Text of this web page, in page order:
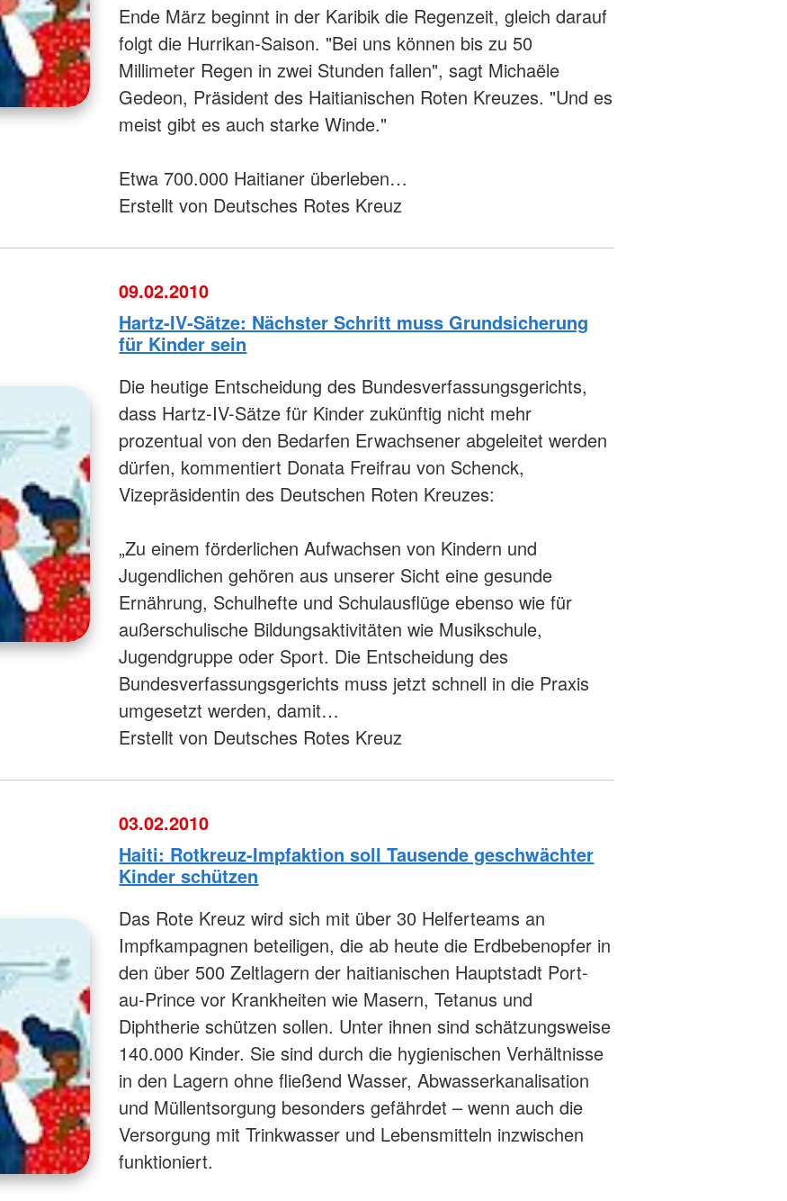
Ende März beginnt in der Karibik die Regenzeit, gleich darauf
folgt die Hurrikan-Saison. "Bei uns können bis zu 50
Millimeter Regen in zwei Stunden fallen", sagt Michaële
Gedeon, Präsident des Haitianischen Roten Kreuzes. "Und es
meist gibt es auch starke Winde."
Etwa 700.000 Haitianer überleben…
Erstellt von Deutsches Rotes Kreuz
09.02.2010
Hartz-IV-Sätze: Nächster Schritt muss Grundsicherung
für Kinder sein
Die heutige Entscheidung des Bundesverfassungsgerichts,
dass Hartz-IV-Sätze für Kinder zukünftig nicht mehr
prozentual von den Bedarfen Erwachsener abgeleitet werden
dürfen, kommentiert Donata Freifrau von Schenck,
Vizepräsidentin des Deutschen Roten Kreuzes:
„Zu einem förderlichen Aufwachsen von Kindern und
Jugendlichen gehören aus unserer Sicht eine gesunde
Ernährung, Schulhefte und Schulausflüge ebenso wie für
außerschulische Bildungsaktivitäten wie Musikschule,
Jugendgruppe oder Sport. Die Entscheidung des
Bundesverfassungsgerichts muss jetzt schnell in die Praxis
umgesetzt werden, damit…
Erstellt von Deutsches Rotes Kreuz
03.02.2010
Haiti: Rotkreuz-Impfaktion soll Tausende geschwächter
Kinder schützen
Das Rote Kreuz wird sich mit über 30 Helferteams an
Impfkampagnen beteiligen, die ab heute die Erdbebenopfer in
den über 500 Zeltlagern der haitianischen Hauptstadt Port-
au-Prince vor Krankheiten wie Masern, Tetanus und
Diphtherie schützen sollen. Unter ihnen sind schätzungsweise
140.000 Kinder. Sie sind durch die hygienischen Verhältnisse
in den Lagern ohne fließend Wasser, Abwasserkanalisation
und Müllentsorgung besonders gefährdet – wenn auch die
Versorgung mit Trinkwasser und Lebensmitteln inzwischen
funktioniert.